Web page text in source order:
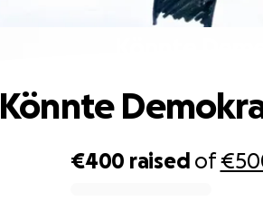
€400 raised of
Könnte